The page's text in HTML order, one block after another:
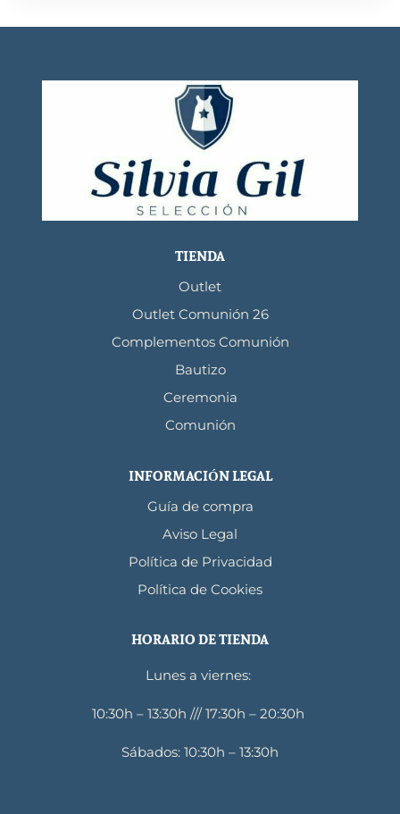
TIENDA
Outlet
Outlet Comunión 26
Complementos Comunión
Bautizo
Ceremonia
Comunión
INFORMACIÓN LEGAL
Guía de compra
Aviso Legal
Política de Privacidad
Política de Cookies
HORARIO DE TIENDA
Lunes a viernes:
10:30h – 13:30h /// 17:30h – 20:30h
Sábados: 10:30h – 13:30h